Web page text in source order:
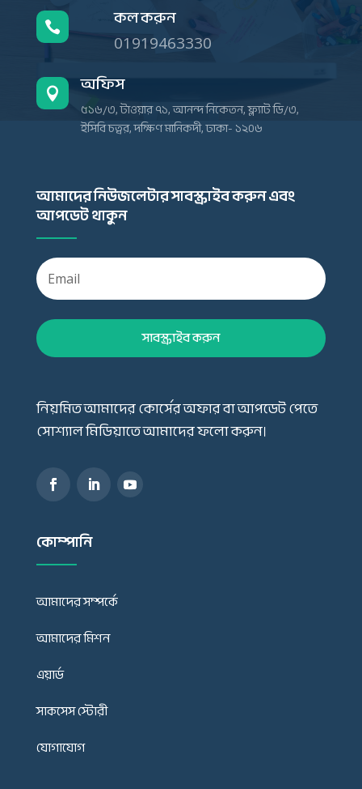
 কল করুন
01919463330
 অফিস
৫১৬/৩, টাওয়ার ৭১, আনন্দ নিকেতন, ফ্ল্যাট ডি/৩,
ইসিবি চত্বর, দক্ষিণ মানিকদী, ঢাকা- ১২০৬
আমাদের নিউজলেটার সাবস্ক্রাইব করুন এবং
আপডেট থাকুন
সাবস্ক্রাইব করুন
নিয়মিত আমাদের কোর্সের অফার বা আপডেট পেতে
সোশ্যাল মিডিয়াতে আমাদের ফলো করুন।
কোম্পানি
আমাদের সম্পর্কে
আমাদের মিশন
এয়ার্ড
সাকসেস স্টোরী
যোগাযোগ